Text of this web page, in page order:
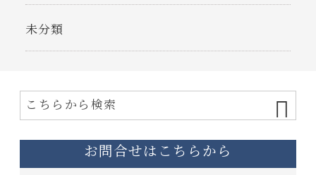
未分類
お問合せはこちらから